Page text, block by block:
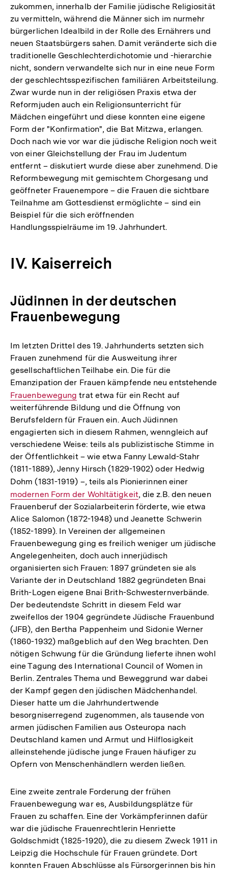
zukommen, innerhalb der Familie jüdische Religiosität
zu vermitteln, während die Männer sich im nurmehr
bürgerlichen Idealbild in der Rolle des Ernährers und
neuen Staatsbürgers sahen. Damit veränderte sich die
traditionelle Geschlechterdichotomie und -hierarchie
nicht, sondern verwandelte sich nur in eine neue Form
der geschlechtsspezifischen familiären Arbeitsteilung.
Zwar wurde nun in der religiösen Praxis etwa der
Reformjuden auch ein Religionsunterricht für
Mädchen eingeführt und diese konnten eine eigene
Form der "Konfirmation", die Bat Mitzwa, erlangen.
Doch nach wie vor war die jüdische Religion noch weit
von einer Gleichstellung der Frau im Judentum
entfernt – diskutiert wurde diese aber zunehmend. Die
Reformbewegung mit gemischtem Chorgesang und
geöffneter Frauenempore – die Frauen die sichtbare
Teilnahme am Gottesdienst ermöglichte – sind ein
Beispiel für die sich eröffnenden
Handlungsspielräume im 19. Jahrhundert.
IV. Kaiserreich
Jüdinnen in der deutschen
Frauenbewegung
Im letzten Drittel des 19. Jahrhunderts setzten sich
Frauen zunehmend für die Ausweitung ihrer
gesellschaftlichen Teilhabe ein. Die für die
Emanzipation der Frauen kämpfende neu entstehende
Interner
Link:
Frauenbewegung trat etwa für ein Recht auf
weiterführende Bildung und die Öffnung von
Berufsfeldern für Frauen ein. Auch Jüdinnen
engagierten sich in diesem Rahmen, wenngleich auf
verschiedene Weise: teils als publizistische Stimme in
der Öffentlichkeit – wie etwa Fanny Lewald-Stahr
(1811-1889), Jenny Hirsch (1829-1902) oder Hedwig
Dohm (1831-1919) –, teils als Pionierinnen einer
Link:
modernen Form der Wohltätigkeit, die z.B. den neuen
Frauenberuf der Sozialarbeiterin förderte, wie etwa
Alice Salomon (1872-1948) und Jeanette Schwerin
(1852-1899). In Vereinen der allgemeinen
Frauenbewegung ging es freilich weniger um jüdische
Angelegenheiten, doch auch innerjüdisch
organisierten sich Frauen: 1897 gründeten sie als
Variante der in Deutschland 1882 gegründeten Bnai
Brith-Logen eigene Bnai Brith-Schwesternverbände.
Der bedeutendste Schritt in diesem Feld war
zweifellos der 1904 gegründete Jüdische Frauenbund
(JFB), den Bertha Pappenheim und Sidonie Werner
(1860-1932) maßgeblich auf den Weg brachten. Den
nötigen Schwung für die Gründung lieferte ihnen wohl
eine Tagung des International Council of Women in
Berlin. Zentrales Thema und Beweggrund war dabei
der Kampf gegen den jüdischen Mädchenhandel.
Dieser hatte um die Jahrhundertwende
besorgniserregend zugenommen, als tausende von
armen jüdischen Familien aus Osteuropa nach
Deutschland kamen und Armut und Hilflosigkeit
alleinstehende jüdische junge Frauen häufiger zu
Opfern von Menschenhändlern werden ließen.
Eine zweite zentrale Forderung der frühen
Frauenbewegung war es, Ausbildungsplätze für
Frauen zu schaffen. Eine der Vorkämpferinnen dafür
war die jüdische Frauenrechtlerin Henriette
Goldschmidt (1825-1920), die zu diesem Zweck 1911 in
Leipzig die Hochschule für Frauen gründete. Dort
konnten Frauen Abschlüsse als Fürsorgerinnen bis hin